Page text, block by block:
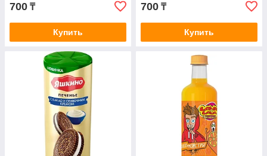
700 ₸
Купить
700 ₸
Купить